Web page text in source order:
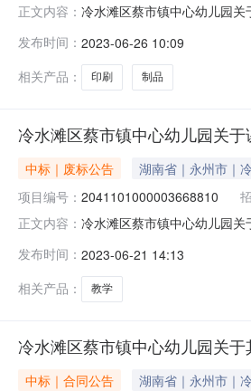
正文内容： 冷水滩区蔡市镇中心幼儿园
斯项目联系电话:/采购计划信
发布时间： 2023-06-26 10:09
相关产品：
印刷 制品
冷水滩区蔡市镇中心幼儿园关
中标｜废标公告 湖南省｜永州市｜
项目编号： 2041101000003668810
正文内容： 冷水滩区蔡市镇中心幼儿园
司七、成交日期：2023年06
培养宝宝好
发布时间： 2023-06-21 14:13
相关产品：
教学
冷水滩区蔡市镇中心幼儿园关
中标｜合同公告 湖南省｜永州市｜